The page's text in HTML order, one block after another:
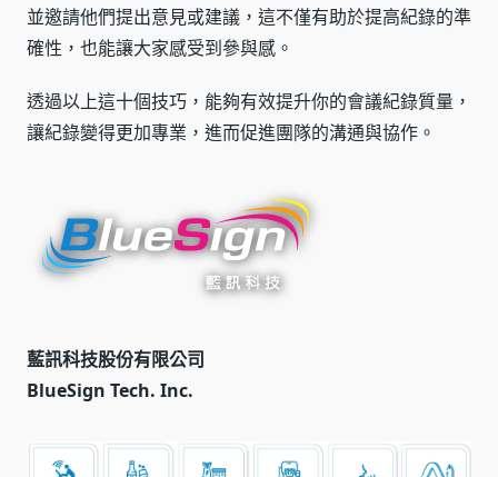
並邀請他們提出意見或建議，這不僅有助於提高紀錄的準
確性，也能讓大家感受到參與感。
透過以上這十個技巧，能夠有效提升你的會議紀錄質量，
讓紀錄變得更加專業，進而促進團隊的溝通與協作。
藍訊科技股份有限公司
BlueSign Tech. Inc.